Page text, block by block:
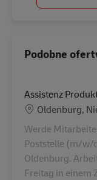
Podobne
Assistenz
Lokalizacja
Oldenburg,
Werde
Poststelle (m/w/
Oldenburg.
Freitag in einem